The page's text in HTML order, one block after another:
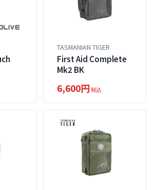
TASMANIAN TIGER
First Aid Complete
Mk2 BK
6,600円税込